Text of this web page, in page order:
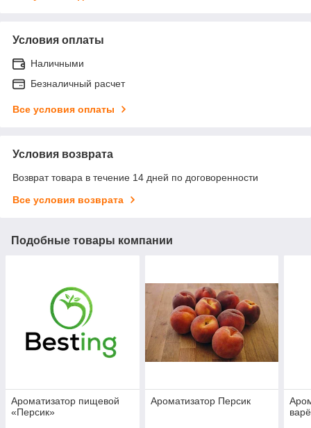
Условия оплаты
Наличными
Безналичный расчет
Все условия оплаты
Условия возврата
Возврат товара в течение 14 дней по договоренности
Все условия возврата
Подобные товары компании
Ароматизатор пищевой
«Персик»
Ароматизатор Персик